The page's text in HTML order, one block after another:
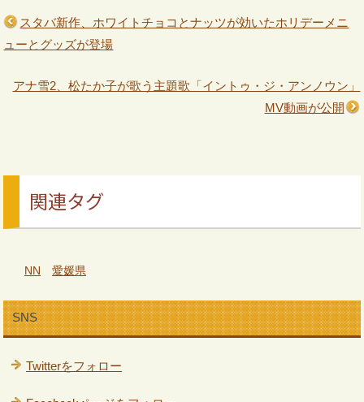
スタバ新作、ホワイトチョコとナッツが効いたホリデーメニ
ューとグッズが登場
アナ雪2、松たか子が歌う主題歌「イントゥ・ジ・アンノウン」
MV動画が公開
関連タグ
NN 愛媛県
SNS
Twitterをフォロー